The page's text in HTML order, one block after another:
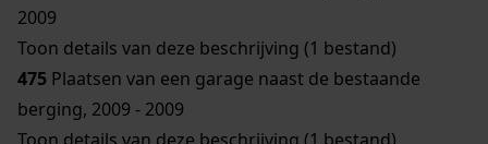
2009
Toon details van deze beschrijving (1 bestand)
475 Plaatsen van een garage naast de bestaande
berging, 2009 - 2009